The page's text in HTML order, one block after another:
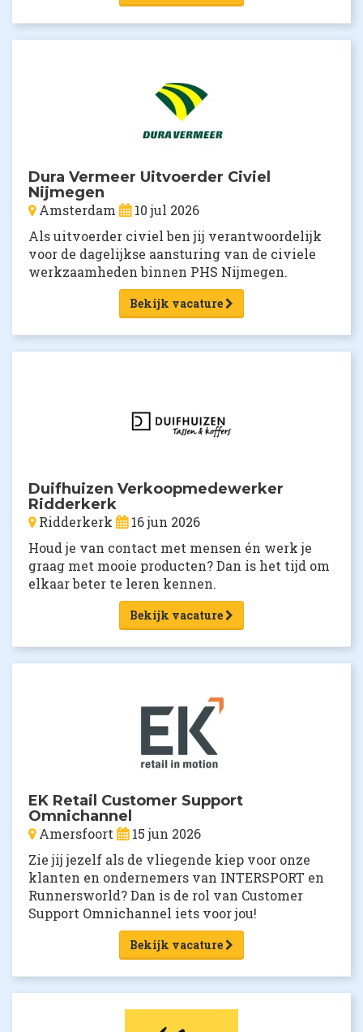
Dura Vermeer Uitvoerder Civiel
Nijmegen
Amsterdam
10 jul 2026
Als uitvoerder civiel ben jij verantwoordelijk
voor de dagelijkse aansturing van de civiele
werkzaamheden binnen PHS Nijmegen.
Bekijk vacature
Duifhuizen Verkoopmedewerker
Ridderkerk
Ridderkerk
16 jun 2026
Houd je van contact met mensen én werk je
graag met mooie producten? Dan is het tijd om
elkaar beter te leren kennen.
Bekijk vacature
EK Retail Customer Support
Omnichannel
Amersfoort
15 jun 2026
Zie jij jezelf als de vliegende kiep voor onze
klanten en ondernemers van INTERSPORT en
Runnersworld? Dan is de rol van Customer
Support Omnichannel iets voor jou!
Bekijk vacature